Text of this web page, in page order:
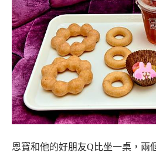
恩寶和他的好朋友Q比坐一桌，兩